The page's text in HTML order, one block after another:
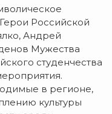
Российской
Андрей
Мужества
студенчества
в регионе,
культуры